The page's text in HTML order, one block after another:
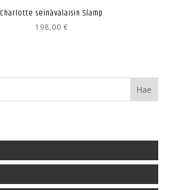
Charlotte seinävalaisin Slamp
198,00 €